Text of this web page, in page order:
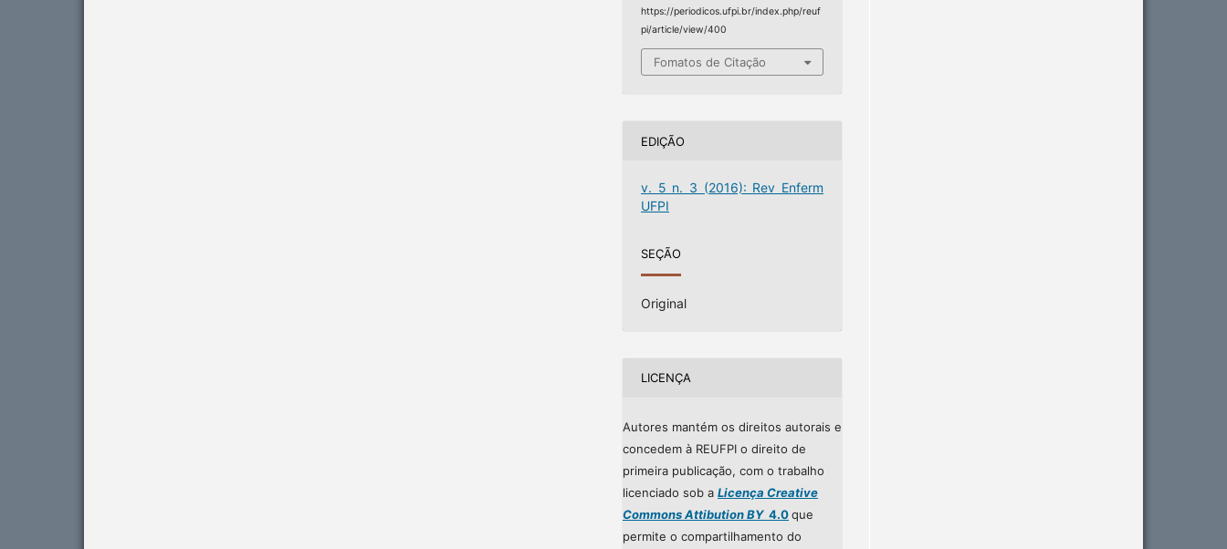
https://periodicos.ufpi.br/index.php/reuf
pi/article/view/400
Fomatos de Citação
EDIÇÃO
v. 5 n. 3 (2016): Rev Enferm
UFPI
SEÇÃO
Original
LICENÇA
Autores mantém os direitos autorais e
concedem à REUFPI o direito de
primeira publicação, com o trabalho
licenciado sob a Licença Creative
Commons Attibution BY4.0que
permite o compartilhamento do